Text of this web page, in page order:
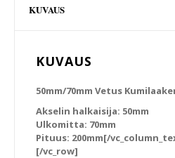
KUVAUS
KUVAUS
50mm/70mm Vetus
Akselin halkaisija: 50mm
Ulkomitta: 70mm
Pituus: 200mm[/
[/vc_row]